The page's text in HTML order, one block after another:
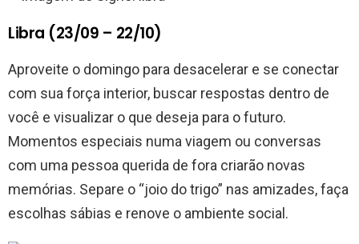
Libra (23/09 – 22/10)
Aproveite o domingo para desacelerar e se conectar
com sua força interior, buscar respostas dentro de
você e visualizar o que deseja para o futuro.
Momentos especiais numa viagem ou conversas
com uma pessoa querida de fora criarão novas
memórias. Separe o “joio do trigo” nas amizades, faça
escolhas sábias e renove o ambiente social.